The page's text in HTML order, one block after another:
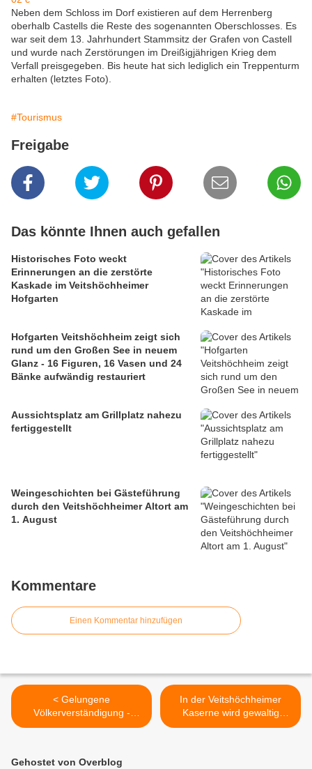
Neben dem Schloss im Dorf existieren auf dem Herrenberg
oberhalb Castells die Reste des sogenannten Oberschlosses. Es
war seit dem 13. Jahrhundert Stammsitz der Grafen von Castell
und wurde nach Zerstörungen im Dreißigjährigen Krieg dem
Verfall preisgegeben. Bis heute hat sich lediglich ein Treppenturm
erhalten (letztes Foto).
#Tourismus
Freigabe
Das könnte Ihnen auch gefallen
Historisches Foto weckt
Erinnerungen an die zerstörte
Kaskade im Veitshöchheimer
Hofgarten
Hofgarten Veitshöchheim zeigt sich
rund um den Großen See in neuem
Glanz - 16 Figuren, 16 Vasen und 24
Bänke aufwändig restauriert
Aussichtsplatz am Grillplatz nahezu
fertiggestellt
Weingeschichten bei Gästeführung
durch den Veitshöchheimer Altort am
1. August
Kommentare
Einen Kommentar hinzufügen
< Gelungene
Völkerverständigung -
Gemeinde Veitshöchheim
der ijgd aus
In der Veitshöchheimer
Kaserne wird gewaltig
investiert >
Gehostet von Overblog